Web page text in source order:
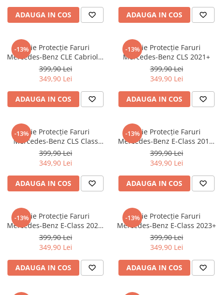
Motorola
Nio
Nokia
Nothing
Orange
Palm
Panasonic
Posh
Qmobile
Razer
Realme
Sonim
UGEE
Ulefone
Umidigi
verykool
Wacom
Yezz
Volvo
ADAUGA IN COS ADAUGA IN COS
-13%Folie Protecție Faruri
Mercedes-Benz CLE Cabriolet
2023+
399,90 Lei
349,90 Lei
ADAUGA IN COS
-13%Folie Protecție Faruri
Mercedes-Benz CLS 2021+
399,90 Lei
349,90 Lei
ADAUGA IN COS
-13%Folie Protecție Faruri
Mercedes-Benz CLS Class
(C257) 2018-2021
399,90 Lei
349,90 Lei
ADAUGA IN COS
-13%Folie Protecție Faruri
Mercedes-Benz E-Class 2016-
2020
399,90 Lei
349,90 Lei
ADAUGA IN COS
-13%Folie Protecție Faruri
Mercedes-Benz E-Class 2020-
2023
399,90 Lei
349,90 Lei
ADAUGA IN COS
-13%Folie Protecție Faruri
Mercedes-Benz E-Class 2023+
399,90 Lei
349,90 Lei
ADAUGA IN COS